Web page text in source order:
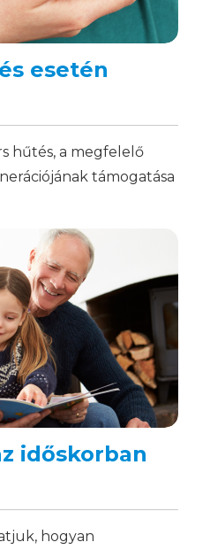
esetén
hűtés, a megfelelő
támogatása
időskorban
hogyan